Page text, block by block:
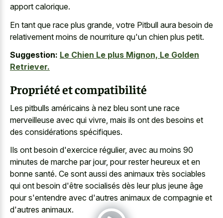
apport calorique.
En tant que race plus grande, votre Pitbull aura besoin de
relativement moins de nourriture qu'un chien plus petit.
Suggestion: Le Chien Le plus Mignon, Le Golden
Retriever.
Propriété et compatibilité
Les pitbulls américains à nez bleu sont une race
merveilleuse avec qui vivre, mais ils ont des besoins et
des considérations spécifiques.
Ils ont besoin d'exercice régulier, avec au moins 90
minutes de marche par jour, pour rester heureux et en
bonne santé. Ce sont aussi des animaux très sociables
qui ont besoin d'être socialisés dès leur plus jeune âge
pour s'entendre avec d'autres animaux de compagnie et
d'autres animaux.